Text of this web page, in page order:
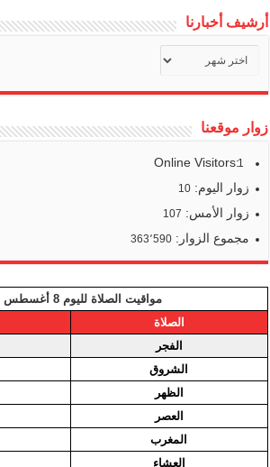
أرشيف أخبارنا
أرشيف
أخبارنا
زوار موقعنا
Online Visitors:
1
زوار اليوم:10
زوار الأمس: 107
مجموع الزوار:363٬590
مواقيت الصلاة لليوم 8 أغسطس 2026
الصلاة
الفجر
الشروق
الظهر
العصر
المغرب
العشاء